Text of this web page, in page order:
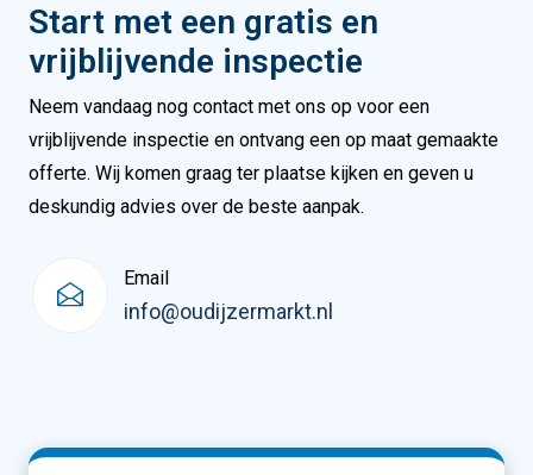
Start met een gratis en
vrijblijvende inspectie
Neem vandaag nog contact met ons op voor een
vrijblijvende inspectie en ontvang een op maat gemaakte
offerte. Wij komen graag ter plaatse kijken en geven u
deskundig advies over de beste aanpak.
Email
info@oudijzermarkt.nl